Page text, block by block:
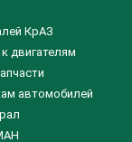
КрАЗ
двигателям
автомобилей